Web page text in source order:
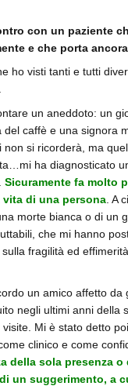
con un paziente
e che porta
ho visti tanti e tutti
un aneddoto: un
del caffè e una signora
non si ricorderà, ma
ha diagnosticato
Sicuramente fa molto
di una persona . A
morte bianca o di un
che mi hanno
fragilità ed
un amico affetto da
negli ultimi anni della
Mi è stato detto
clinico e come
della sola presenza
un suggerimento, a